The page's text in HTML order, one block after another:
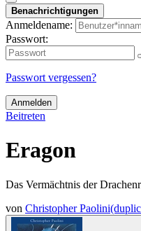
Benachrichtigungen
Anmeldename:
Passwort:
Passwort vergessen?
Anmelden
Beitreten
Eragon
Das Vermächtnis der
von Christopher